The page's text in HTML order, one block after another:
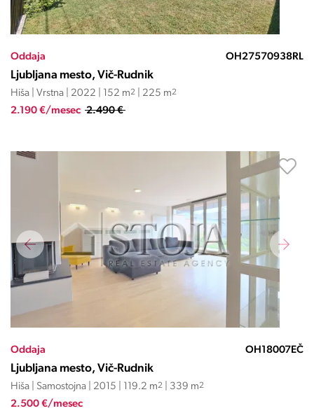
Oddaja OH27570938RL
Ljubljana mesto, Vič-Rudnik
Hiša | Vrstna | 2022 | 152 m2 | 225 m2
2.190 €/mesec 2.490 €
Oddaja OH18007EČ
Ljubljana mesto, Vič-Rudnik
Hiša | Samostojna | 2015 | 119.2 m2 | 339 m2
2.500 €/mesec